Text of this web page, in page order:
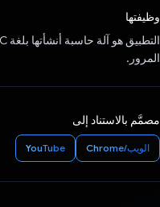
وظيفتها
المرور.
مصمَّم بالاستناد إلى
الويب/Chrome YouTube